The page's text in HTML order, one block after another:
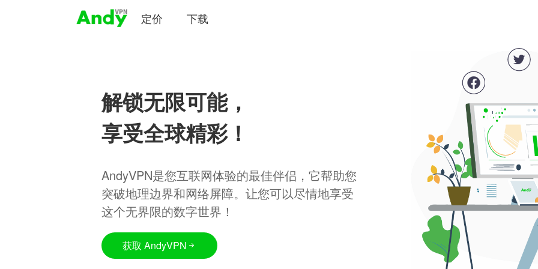
定价 下载
解锁无限可能，
享受全球精彩！
AndyVPN是您互联网体验的最佳伴侣，它帮助您
突破地理边界和网络屏障。让您可以尽情地享受
这个无界限的数字世界！
获取 AndyVPN